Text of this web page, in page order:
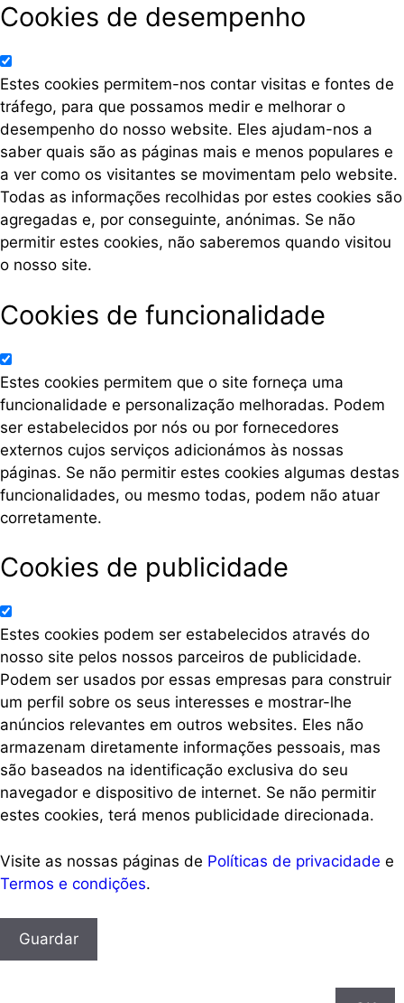
Cookies de desempenho
Estes cookies permitem-nos contar visitas e fontes de
tráfego, para que possamos medir e melhorar o
desempenho do nosso website. Eles ajudam-nos a
saber quais são as páginas mais e menos populares e
a ver como os visitantes se movimentam pelo website.
Todas as informações recolhidas por estes cookies são
agregadas e, por conseguinte, anónimas. Se não
permitir estes cookies, não saberemos quando visitou
o nosso site.
Cookies de funcionalidade
Estes cookies permitem que o site forneça uma
funcionalidade e personalização melhoradas. Podem
ser estabelecidos por nós ou por fornecedores
externos cujos serviços adicionámos às nossas
páginas. Se não permitir estes cookies algumas destas
funcionalidades, ou mesmo todas, podem não atuar
corretamente.
Cookies de publicidade
Estes cookies podem ser estabelecidos através do
nosso site pelos nossos parceiros de publicidade.
Podem ser usados por essas empresas para construir
um perfil sobre os seus interesses e mostrar-lhe
anúncios relevantes em outros websites. Eles não
armazenam diretamente informações pessoais, mas
são baseados na identificação exclusiva do seu
navegador e dispositivo de internet. Se não permitir
estes cookies, terá menos publicidade direcionada.
Visite as nossas páginas de Políticas de privacidade e
Termos e condições.
Guardar